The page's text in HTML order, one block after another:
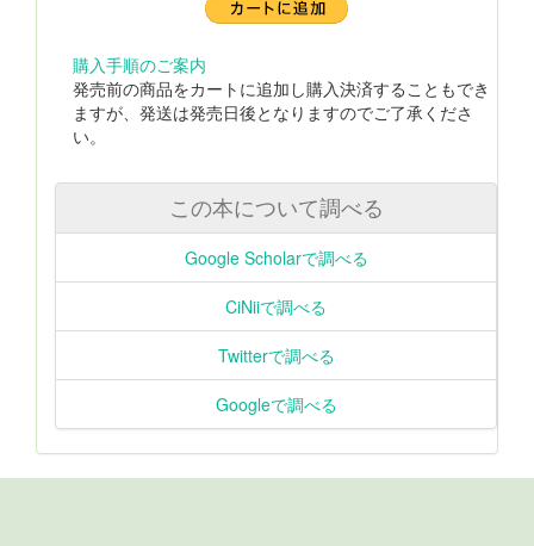
購入手順のご案内
発売前の商品をカートに追加し購入決済することもでき
ますが、発送は発売日後となりますのでご了承くださ
い。
この本について調べる
Google Scholarで調べる
CiNiiで調べる
Twitterで調べる
Googleで調べる